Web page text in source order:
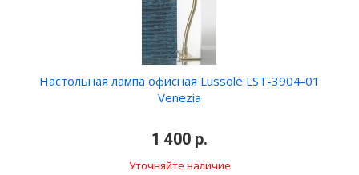
Настольная лампа офисная Lussole LST-3904-01
Venezia
1 400 р.
Уточняйте наличие